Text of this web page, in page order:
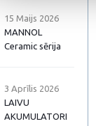
15 Maijs 2026
MANNOL
Ceramic sērija
3 Aprīlis 2026
LAIVU
AKUMULATORI